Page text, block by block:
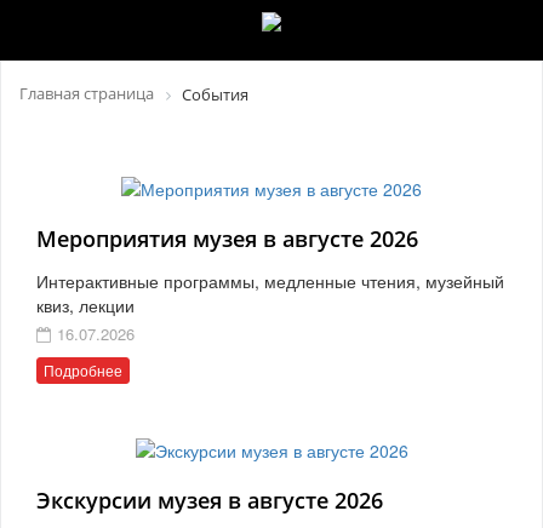
Главная страница События
Мероприятия музея в августе 2026
Интерактивные программы, медленные чтения, музейный
квиз, лекции
16.07.2026
Подробнее
Экскурсии музея в августе 2026